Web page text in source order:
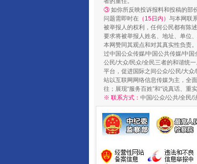
扯下公款旅游的“隐
③ 如你所反映投诉报料和投稿的部
问题需即时在 （15日内） 与本网联
被举报人的权利，任何公民都有陈
要求将被举报人姓名、地址、单位
本网赞同其观点和对其真实性负责。
过中国公众传媒/中国公共传媒/中
公民/大众/民众/全民三者的和谐统
平台，促进国际之间公众/公民/大
站以互联网网络信息传媒为主，全
往；展现“服务百姓”和“说真话、重
※ 联系方式： 中国/公众/公共/全民/